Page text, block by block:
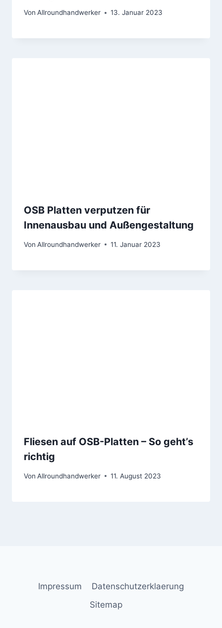
Von Allroundhandwerker 13. Januar 2023
OSB Platten verputzen für
Innenausbau und Außengestaltung
Von Allroundhandwerker 11. Januar 2023
Fliesen auf OSB-Platten – So geht’s
richtig
Von Allroundhandwerker 11. August 2023
Impressum
Datenschutzerklaerung
Sitemap